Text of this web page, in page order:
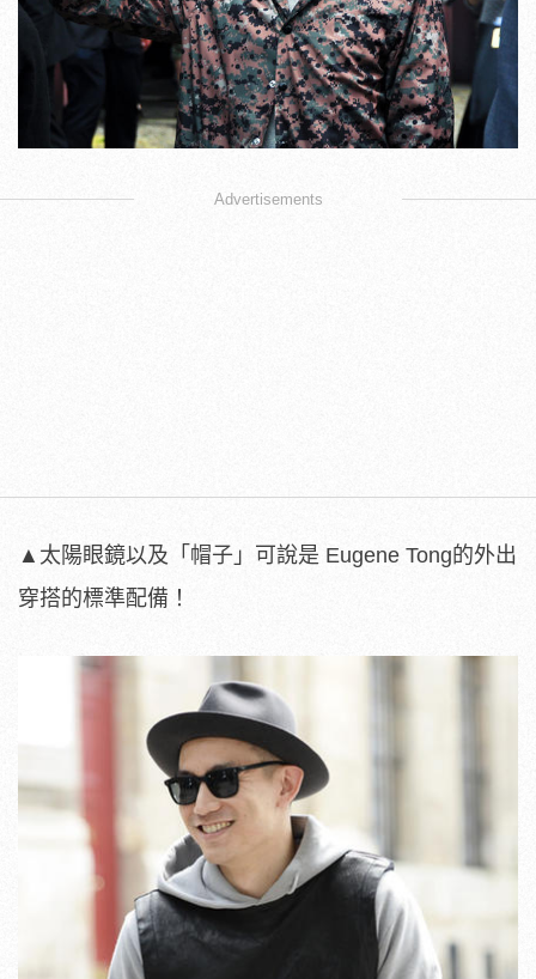
Advertisements
▲太陽眼鏡以及「帽子」可說是 Eugene Tong的外出
穿搭的標準配備！